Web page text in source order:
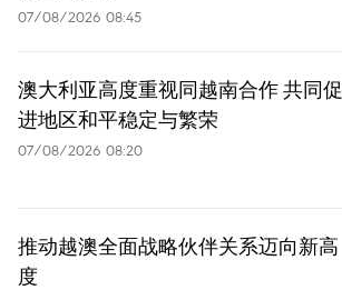
07/08/2026 08:45
澳大利亚高度重视同越南合作 共同促
进地区和平稳定与繁荣
07/08/2026 08:20
推动越澳全面战略伙伴关系迈向新高
度